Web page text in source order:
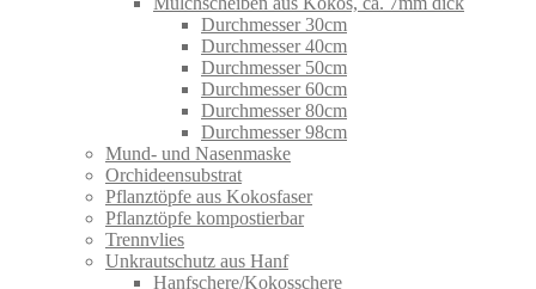
Durchmesser 30cm
Durchmesser 40cm
Durchmesser 50cm
Durchmesser 60cm
Durchmesser 80cm
Durchmesser 98cm
Mund- und Nasenmaske
Orchideensubstrat
Pflanztöpfe aus Kokosfaser
Pflanztöpfe kompostierbar
Trennvlies
Unkrautschutz aus Hanf
Hanfschere/Kokosschere